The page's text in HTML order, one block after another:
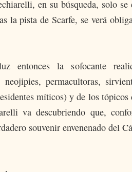
en su búsqueda, solo
la pista de Scarfe, se verá
entonces la sofocante
neojipies, permacultoras,
míticos) y de los
va descubriendo que,
souvenir envenenado del